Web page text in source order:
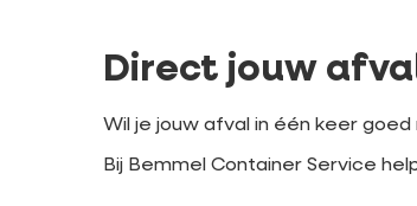
Direct jouw
Wil je jouw afval in één keer goed
Bij Bemmel Container Service